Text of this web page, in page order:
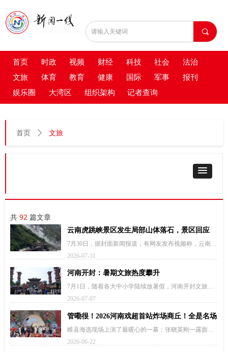
首页 时政 视频 财经 科技 社会
法治
文旅
体育 教育 健康 国际 军事
报刊
娱乐圈
大湾区 组织架构 记者查询
끠
首页 ꄲ 文旅
共 92 篇文章
云南虎跳峡景区发生局部山体落石，景区回应
7月30日，据封面新闻报道，有网友发布视频称，云南香
格里拉虎跳峡景区附近发生山体落石。今天（7月30日）
日9:30山体落石相关事件，经核实：落石区域不在景
2026-07-31
河南开封：暑期文旅热度攀升
7月1日，随着各大中小学陆续放暑假，河南开封文旅热
度持续升温，前来休闲观光的游客量明显增多。图为游
客参与互动游戏。图为清明上河园内观看表演的游客。
图为清明上河园内游人如织。图为仿生荷叶长廊下游客
2026-07-07
管嘞很！2026河南戏超首站炸场商丘！全是名场
面
睢县海选现场上演了最暖心的一幕：张晓英刚一露面，
台下坐着的93岁老戏迷当场激动得蹦了起来，满脸欢喜
藏都藏不住。除此之外，还有夏邑地道鲜活的柳琴戏、
2026-06-22